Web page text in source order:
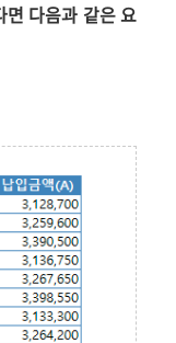
면 다음과 같은 요